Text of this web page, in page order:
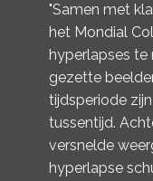
"Samen met
het Mondial
hyperlapses te
gezette
tijdsperiode
tussentijd.
versnelde
hyperlapse